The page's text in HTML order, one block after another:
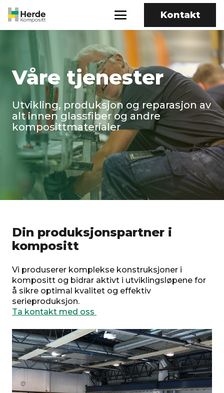
Kontakt
Våre tjenester
Utvikling, produksjon og reparasjon av
alt innen glassfiber og andre
komposittmaterialer
Din produksjonspartner i
kompositt
Vi produserer komplekse konstruksjoner i
kompositt og bidrar aktivt i utviklingsløpene for
å sikre optimal kvalitet og effektiv
serieproduksjon.
Ta kontakt med oss